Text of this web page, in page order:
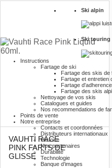
Ski alpin
Ski touring
Instructions
Fartage de ski
Fartage des skis de
Fartage et entretien
Fartage d'adherence
Fartage des skis
Nettoyage de vos skis
Catalogues et guides
Nos recommendations de
Points de vente
Notre entreprise
Contacts et coordonnées
Distributeurs internationaux
Histoire
Nos partenaires
Durabilité
Technologie
Banque d’images
VAUHTI RACE
PINK FARTS DE
GLISSE